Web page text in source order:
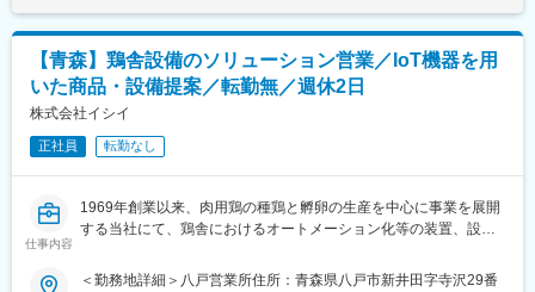
■評価制度：当社の評価制度では、社員一人一人が目標をもち、公
正な評価・行動と成果に見合った評価を行うことを大切にしてお
ります。
そのため、コンピテンシー（プロセス評価）とMBO（数値評価）
による評価制度を採用しており、結果ばかりではなく過程にも目
を向けて、社員の評価を行っております。
■働き方：
・週休：シフトによる週2日制です。※シフトの都合により、1日
・転勤：当面の間なし（年に一回希望を取り、社員の方と相談を
【青森】鶏舎設備のソリューション営業／IoT機器を用
いた商品・設備提案／転勤無／週休2日
株式会社イシイ
正社員 転勤なし
仕事内容
1969年創業以来、肉用鶏の種鶏と孵卵の生産を中心に事業を展開
する当社にて、鶏舎におけるオートメーション化等の装置、設備
ります。
＜勤務地詳細＞八戸営業所住所：青森県八戸市新井田字寺沢29番